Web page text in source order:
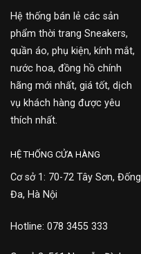
Hệ thống bán lẻ các sản
phẩm thời trang Sneakers,
quần áo, phụ kiện, kính mắt,
nước hoa, đồng hồ chính
hãng mới nhất, giá tốt, dịch
vụ khách hàng được yêu
thích nhất.
HỆ THỐNG CỬA HÀNG
Cơ sở 1: 70-72 Tây Sơn, Đống
Đa, Hà Nội
Hotline: 078 3455 333